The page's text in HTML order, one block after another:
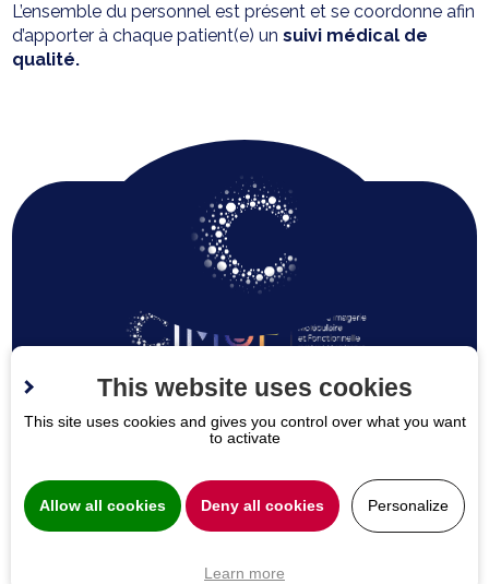
L’ensemble du personnel est présent et se coordonne afin
d’apporter à chaque patient(e) un suivi médical de
qualité.
This website uses cookies
This site uses cookies and gives you control over what you want
to activate
Allow all cookies Deny all cookies Personalize
Learn more